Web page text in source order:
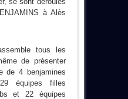
à Alès
tous les
de présenter
de 4 benjamines
équipes filles
et 22 équipes